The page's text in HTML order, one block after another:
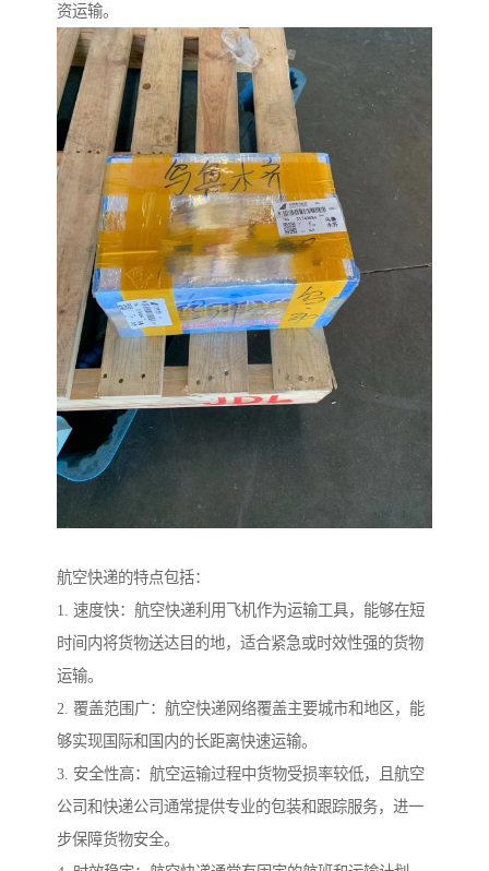
资运输。
航空快递的特点包括：
1. 速度快：航空快递利用飞机作为运输工具，能够在短
时间内将货物送达目的地，适合紧急或时效性强的货物
运输。
2. 覆盖范围广：航空快递网络覆盖主要城市和地区，能
够实现国际和国内的长距离快速运输。
3. 安全性高：航空运输过程中货物受损率较低，且航空
公司和快递公司通常提供专业的包装和跟踪服务，进一
步保障货物安全。